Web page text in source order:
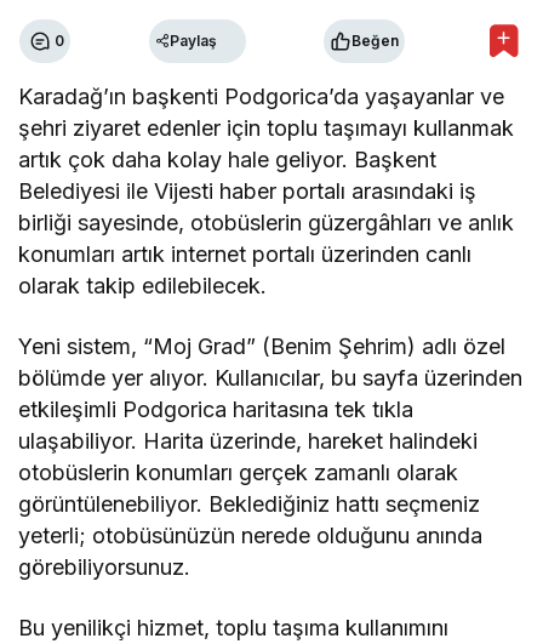
0 Paylaş Beğen
Karadağ’ın başkenti Podgorica’da yaşayanlar ve
şehri ziyaret edenler için toplu taşımayı kullanmak
artık çok daha kolay hale geliyor. Başkent
Belediyesi ile Vijesti haber portalı arasındaki iş
birliği sayesinde, otobüslerin güzergâhları ve anlık
konumları artık internet portalı üzerinden canlı
olarak takip edilebilecek.
Yeni sistem, “Moj Grad” (Benim Şehrim) adlı özel
bölümde yer alıyor. Kullanıcılar, bu sayfa üzerinden
etkileşimli Podgorica haritasına tek tıkla
ulaşabiliyor. Harita üzerinde, hareket halindeki
otobüslerin konumları gerçek zamanlı olarak
görüntülenebiliyor. Beklediğiniz hattı seçmeniz
yeterli; otobüsünüzün nerede olduğunu anında
görebiliyorsunuz.
Bu yenilikçi hizmet, toplu taşıma kullanımını